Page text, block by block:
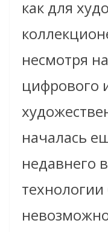
как для
несмотря
цифрового
началась
недавнего